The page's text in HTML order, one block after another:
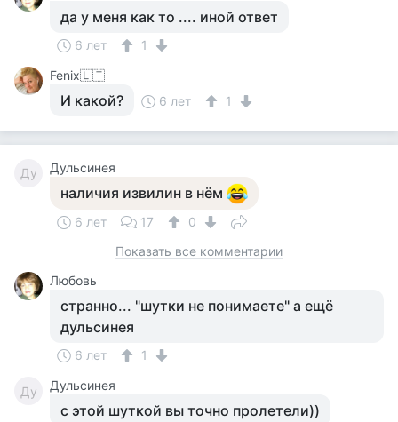
да у меня как то .... иной ответ
6 лет
1
Fenix🇱🇹
И какой? 6 лет 1
Ду Дульсинея
наличия извилин в нём
6 лет 17
0
Показать все комментарии
Любовь
странно... "шутки не понимаете" а ещё
дульсинея
6 лет 1
Ду Дульсинея
с этой шуткой вы точно пролетели))